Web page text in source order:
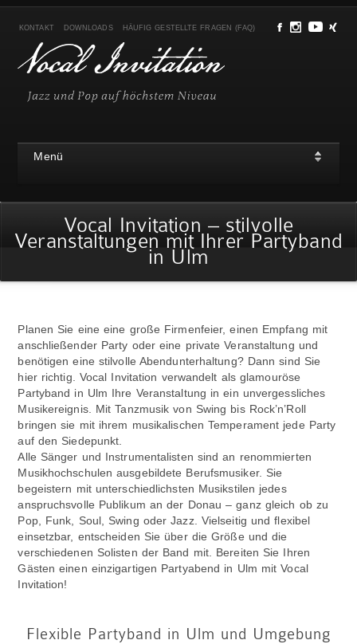
KONTAKT DOWNLOADS HÄUFIG GESTELLTE FRAGEN (FAQ)
Menü
Vocal Invitation – stilvolle
Veranstaltungen mit Ihrer Partyband
in Ulm
Planen Sie eine eine große Firmenfeier, einen Empfang mit
anschließender Party oder eine private Veranstaltung und
benötigen eine stilvolle Abendunterhaltung? Dann sind Sie
hier richtig. Vocal Invitation verwandelt als glamouröse
Partyband in Ulm Ihre Veranstaltung in ein unvergessliches
Musikereignis. Mit Tanzmusik von Swing bis Rock’n’Roll
bringen sie mit ihrem musikalischen Temperament jede Party
auf den Siedepunkt.
Alle Sänger und Instrumentalisten sind an renommierten
Musikhochschulen ausgebildete Berufsmusiker. Sie
begeistern mit unterschiedlichsten Musikstilen jedes
anspruchsvolle Publikum an der Donau – ganz gleich ob zu
Pop, Funk, Soul, Swing oder Jazz. Vielseitig und flexibel
einsetzbar, entscheiden Sie über die Größe und die
verschiedenen Solisten der Band mit. Bereiten Sie Ihren
Gästen einen einzigartigen Partyabend in Ulm mit Vocal
Invitation!
Flexible Partyband in Ulm und Umgebung